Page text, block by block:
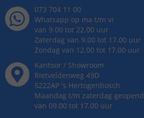
073 704 11 00
Whatsapp op ma t/m vr
van 9.00 tot 22.00 uur
Zaterdag van 9.00 tot 17.00 uur
Zondag van 12.00 tot 17.00 uur
Kantoor / Showroom
Rietveldenweg 49D
5222AP 's Hertogenbosch
Maandag t/m zaterdag geopend
van 09.00 tot 17.00 uur